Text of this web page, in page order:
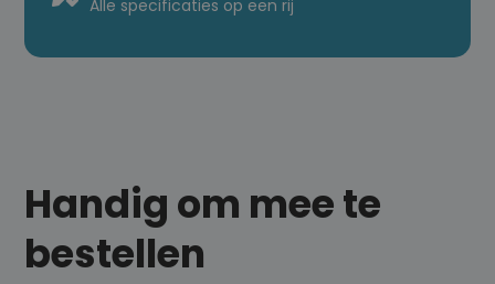
Alle specificaties op een rij
Handig om mee te
bestellen